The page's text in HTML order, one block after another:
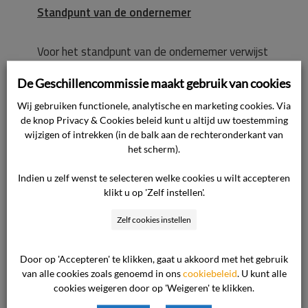
Standpunt van de ondernemer
Voor het standpunt van de ondernemer verwijst
de kern komt het standpunt op het volgende
neer.
In dit geschil kan klager niet worden
vervoer van het betreffende poststuk heeft
plaatsgevonden in het kader van een
rechtspersoonlijk of bedrijfsmatig handelen. Dit
het e-mailadres ([e-mail consument]), dat is
gebruikt in de correspondentie met de
klantenservice. Het structureel verhandelen van
De Geschillencommissie maakt gebruik van cookies
Wij gebruiken functionele, analytische en marketing cookies. Via
de knop Privacy & Cookies beleid kunt u altijd uw toestemming
wijzigen of intrekken (in de balk aan de rechteronderkant van
het scherm).
Indien u zelf wenst te selecteren welke cookies u wilt accepteren
klikt u op 'Zelf instellen'.
Zelf cookies instellen
Door op 'Accepteren' te klikken, gaat u akkoord met het gebruik
van alle cookies zoals genoemd in onscookiebeleid . U kunt alle
cookies weigeren door op 'Weigeren' te klikken.